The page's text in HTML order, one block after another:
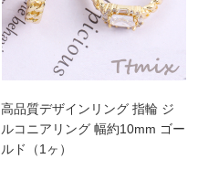
高品質デザインリング 指輪 ジ
ルコニアリング 幅約10mm ゴー
ルド（1ヶ）